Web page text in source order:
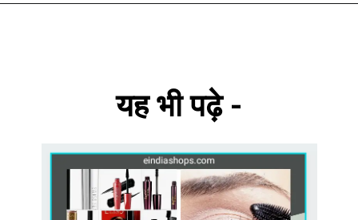
यह भी पढ़े -